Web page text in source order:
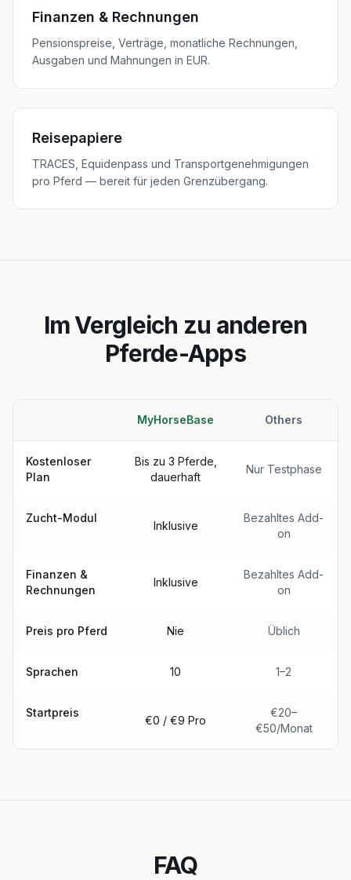
Finanzen & Rechnungen
Pensionspreise, Verträge, monatliche Rechnungen,
Ausgaben und Mahnungen in EUR.
Reisepapiere
TRACES, Equidenpass und Transportgenehmigungen
pro Pferd — bereit für jeden Grenzübergang.
Im Vergleich zu anderen
Pferde-Apps
MyHorseBase Others
Kostenloser
Plan
Bis zu 3 Pferde,
dauerhaft
Nur Testphase
Zucht-Modul
Inklusive
Bezahltes Add-
on
Finanzen &
Rechnungen
Inklusive
Bezahltes Add-
on
Preis pro Pferd Nie Üblich
Sprachen 10 1–2
Startpreis
€0 / €9 Pro
€20–
€50/Monat
FAQ